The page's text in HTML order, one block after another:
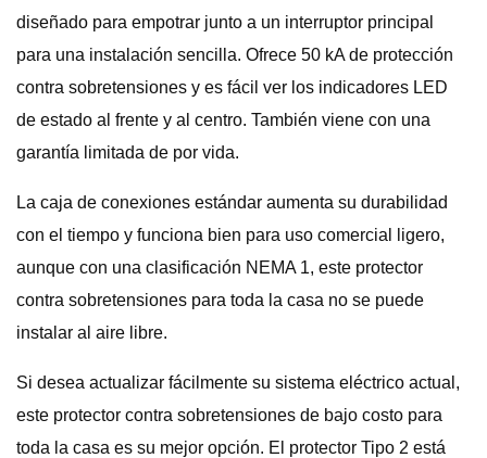
diseñado para empotrar junto a un interruptor principal
para una instalación sencilla. Ofrece 50 kA de protección
contra sobretensiones y es fácil ver los indicadores LED
de estado al frente y al centro. También viene con una
garantía limitada de por vida.
La caja de conexiones estándar aumenta su durabilidad
con el tiempo y funciona bien para uso comercial ligero,
aunque con una clasificación NEMA 1, este protector
contra sobretensiones para toda la casa no se puede
instalar al aire libre.
Si desea actualizar fácilmente su sistema eléctrico actual,
este protector contra sobretensiones de bajo costo para
toda la casa es su mejor opción. El protector Tipo 2 está